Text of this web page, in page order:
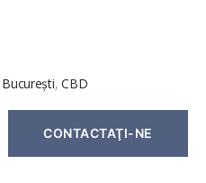
București,CBD
CONTACTAŢI-NE